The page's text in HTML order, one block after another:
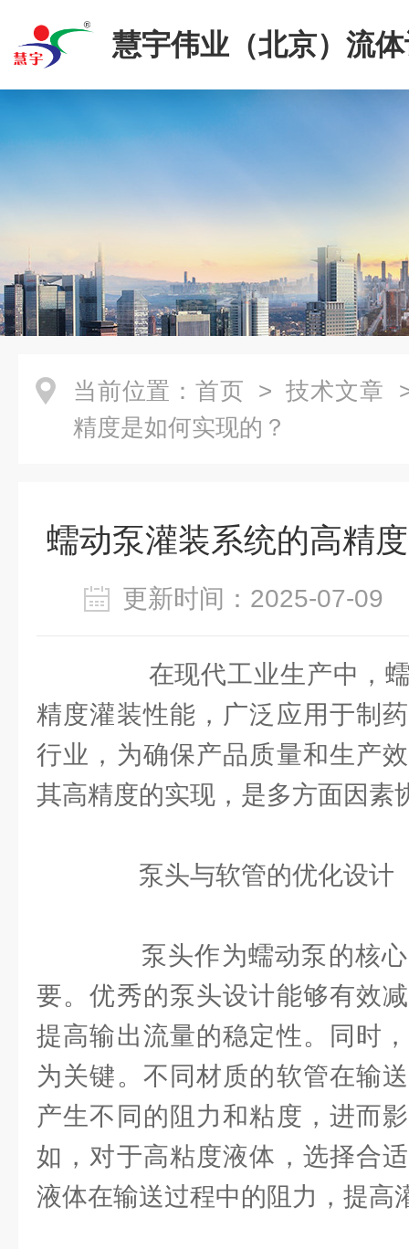
慧宇伟业（北京）流
限公司
当前位置： 首页 > 技术文章
精度是如何实现的？
蠕动泵灌装系统的高精
更新时间：2025-07-
在现代工业生产中，蠕
精度灌装性能，广泛应用于制
行业，为确保产品质量和生产
其高精度的实现，是多方面因素
泵头与软管的优化设计
泵头作为蠕动泵的核心
要。优秀的泵头设计能够有效
提高输出流量的稳定性。同时
为关键。不同材质的软管在输
产生不同的阻力和粘度，进而
如，对于高粘度液体，选择合
液体在输送过程中的阻力，提高